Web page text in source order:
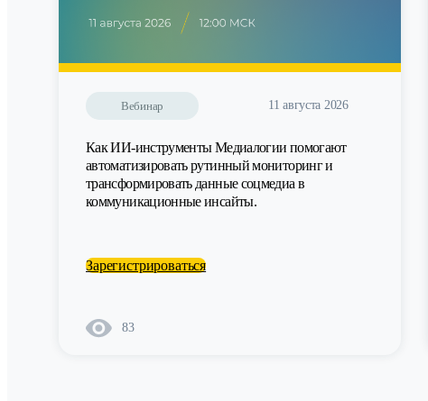
Вебинар 11 августа 2026
Как ИИ-инструменты Медиалогии помогают
автоматизировать рутинный мониторинг и
трансформировать данные соцмедиа в
коммуникационные инсайты.
Зарегистрироваться
83